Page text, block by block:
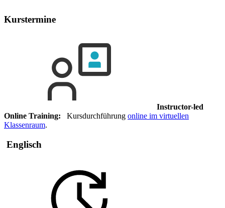
Kurstermine
Instructor-led
Online Training: Kursdurchführung online im virtuellen
Klassenraum.
Englisch